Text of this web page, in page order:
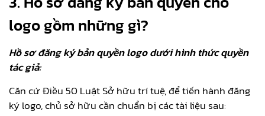
logo gồm những gì?
Hồ sơ đăng ký bản quyền logo dưới hình thức quyền
tác giả:
Căn cứ Điều 50 Luật Sở hữu trí tuệ, để tiến hành đăng
ký logo, chủ sở hữu cần chuẩn bị các tài liệu sau: